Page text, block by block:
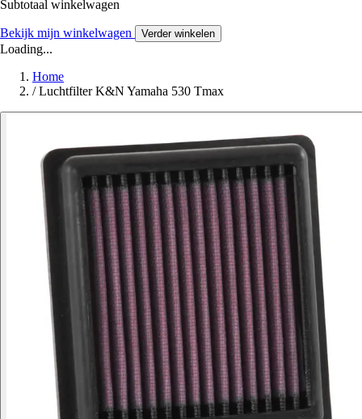
Subtotaal winkelwagen
Bekijk mijn winkelwagen Verder winkelen
Loading...
Home
/ Luchtfilter K&N Yamaha 530 Tmax